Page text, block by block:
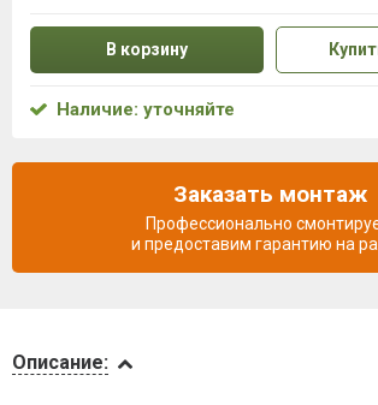
Описание:
В корзину
Наличие: уточняйте
Заказать монтаж
Профессионально
и предоставим гарантию на